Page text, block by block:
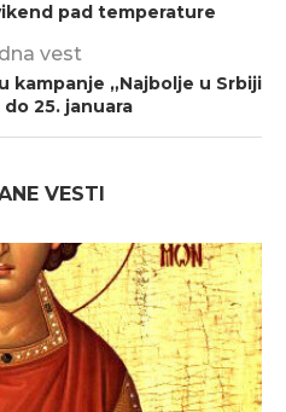
pad temperature
vest
kampanje „Najbolje u Srbiji
25. januara
VESTI